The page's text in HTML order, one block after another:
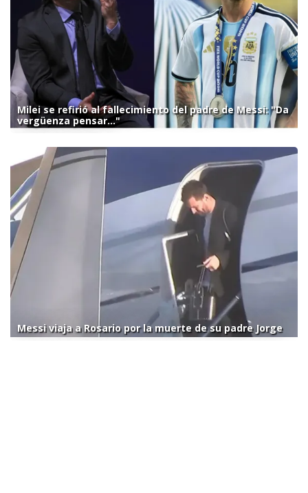
Milei se refirió al fallecimiento del padre de Messi: "Da
vergüenza pensar..."
Messi viaja a Rosario por la muerte de su padre Jorge